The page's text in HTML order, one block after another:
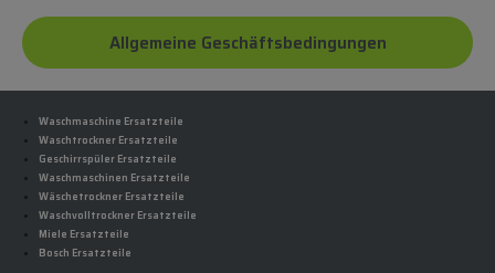
Allgemeine Geschäftsbedingungen
Waschmaschine Ersatzteile
Waschtrockner Ersatzteile
Geschirrspüler Ersatzteile
Waschmaschinen Ersatzteile
Wäschetrockner Ersatzteile
Waschvolltrockner Ersatzteile
Miele Ersatzteile
Bosch Ersatzteile